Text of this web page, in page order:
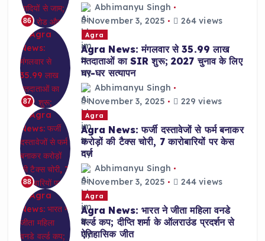
86
Abhimanyu Singh
November 3, 2025
264 views
87
Agra
Agra News: मंगलवार से 35.99 लाख
मतदाताओं का SIR शुरू; 2027 चुनाव के लिए
घर-घर सत्यापन
Abhimanyu Singh
November 3, 2025
229 views
88
Agra
Agra News: फर्जी दस्तावेजों से फर्म बनाकर
करोड़ों की टैक्स चोरी, 7 कारोबारियों पर केस
दर्ज
Abhimanyu Singh
November 3, 2025
244 views
Agra
Agra News: भारत ने जीता महिला वनडे
वर्ल्ड कप; दीप्ति शर्मा के ऑलराउंड प्रदर्शन से
ऐतिहासिक जीत